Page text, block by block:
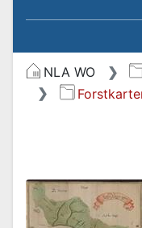
NLA WO